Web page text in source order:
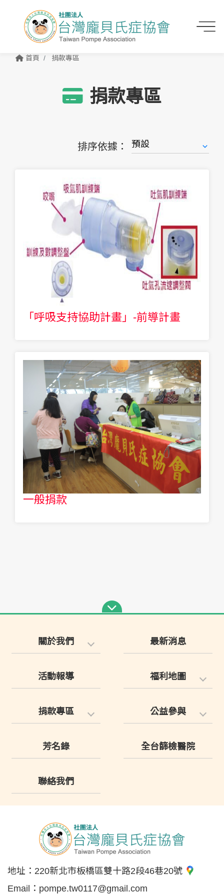
首頁 捐款專區
捐款專區
排序依據：
「呼吸支持協助計畫」-前導計畫
一般捐款
關於我們 最新消息
活動報導 福利地圖
捐款專區 公益參與
芳名錄 全台篩檢醫院
聯絡我們
地址： 220新北市板橋區雙十路2段46巷20號
Email： pompe.tw0117@gmail.com